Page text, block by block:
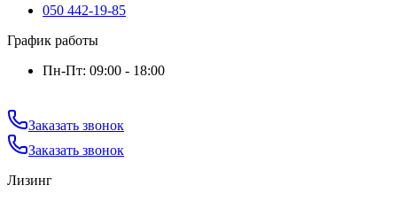
050 442-19-85
График работы
Пн-Пт: 09:00 - 18:00
Заказать звонок
Заказать звонок
Лизинг